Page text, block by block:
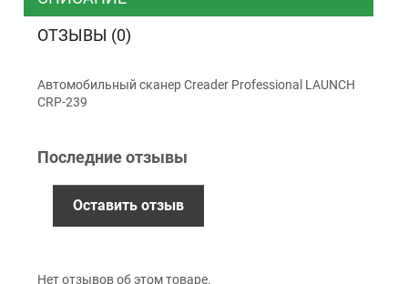
Наличными
Приватбанк
Безналичный расчет (с НДС)
ОТЗЫВЫ (0)
Автомобильный сканер Creader Professional LAUNCH
CRP-239
Последние отзывы
Оставить отзыв
Нет отзывов об этом товаре.